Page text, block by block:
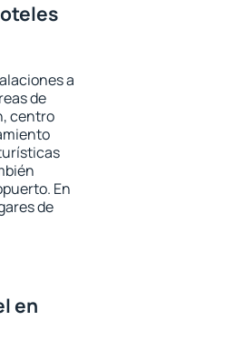
a
de
centro
En
de
en